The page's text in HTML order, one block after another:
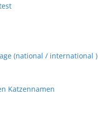
(national / international )
Katzennamen